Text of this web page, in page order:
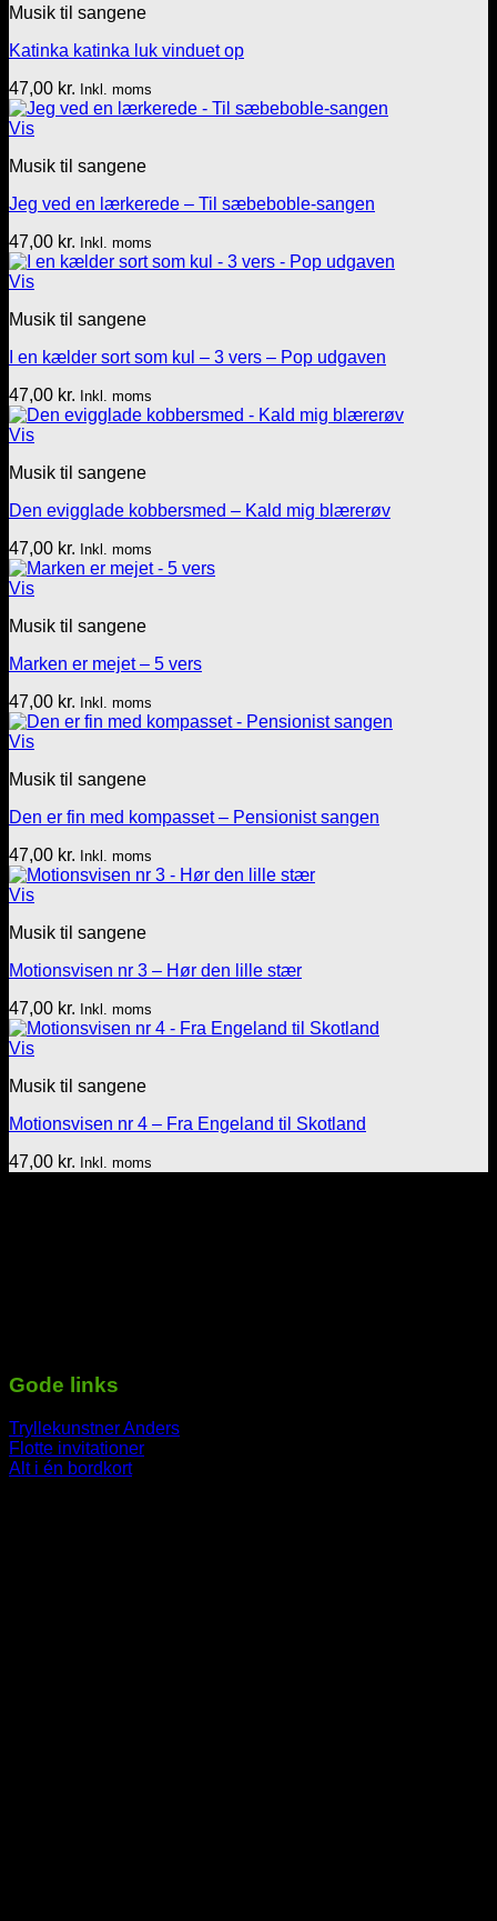
Musik til sangene
Katinka katinka luk vinduet op
47,00 kr. Inkl. moms
Vis
Musik til sangene
Jeg ved en lærkerede – Til sæbeboble-sangen
47,00 kr. Inkl. moms
Vis
Musik til sangene
I en kælder sort som kul – 3 vers – Pop udgaven
47,00 kr. Inkl. moms
Vis
Musik til sangene
Den evigglade kobbersmed – Kald mig blærerøv
47,00 kr. Inkl. moms
Vis
Musik til sangene
Marken er mejet – 5 vers
47,00 kr. Inkl. moms
Vis
Musik til sangene
Den er fin med kompasset – Pensionist sangen
47,00 kr. Inkl. moms
Vis
Musik til sangene
Motionsvisen nr 3 – Hør den lille stær
47,00 kr. Inkl. moms
Vis
Musik til sangene
Motionsvisen nr 4 – Fra Engeland til Skotland
47,00 kr. Inkl. moms
Gode links
Tryllekunstner Anders
Flotte invitationer
Alt i én bordkort